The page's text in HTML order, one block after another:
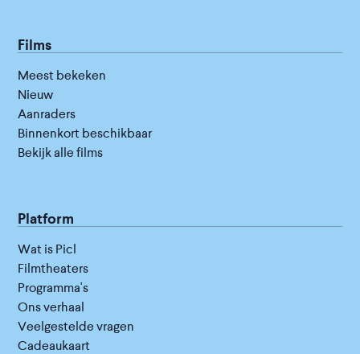
Films
Meest bekeken
Nieuw
Aanraders
Binnenkort beschikbaar
Bekijk alle films
Platform
Wat is Picl
Filmtheaters
Programma's
Ons verhaal
Veelgestelde vragen
Cadeaukaart